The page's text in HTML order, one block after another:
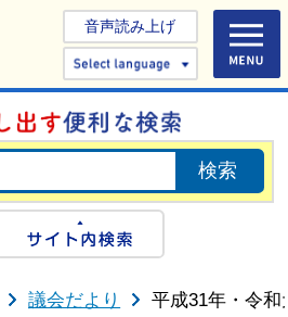
音声読み上げ
Select
Google検索
議会だより 平成31年・令和